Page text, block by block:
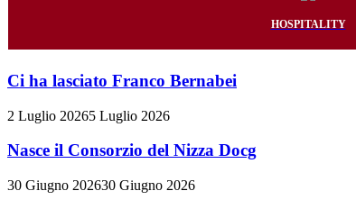
HOSPITALITY
Ci ha lasciato Franco Bernabei
2 Luglio 20265 Luglio 2026
Nasce il Consorzio del Nizza Docg
30 Giugno 202630 Giugno 2026